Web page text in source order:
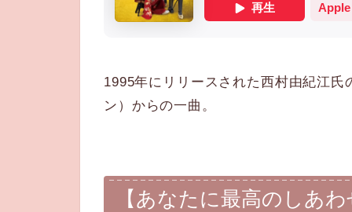
1995年にリリースされた西村由紀江
ン）からの一曲。
【あなたに最高のしあ